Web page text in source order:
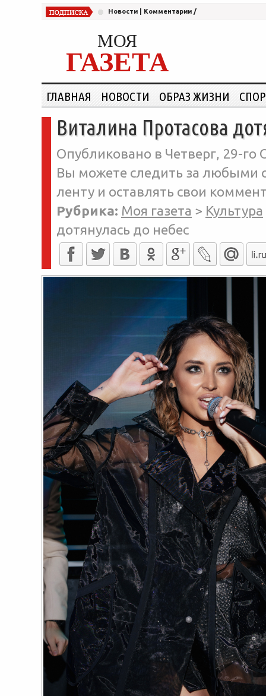
Новости Комментарии /
МОЯ
ГАЗЕТА
ГЛАВНАЯ НОВОСТИ ОБРАЗ ЖИЗНИ
Виталина Протасова
Опубликовано в Четверг, 29-го
Вы можете следить за любыми
ленту и оставлять свои
Рубрика: Моя газета > Культура
дотянулась до небес